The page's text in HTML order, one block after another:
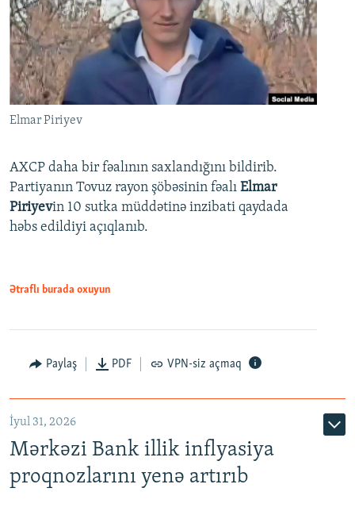
Elmar Piriyev
AXCP daha bir fəalının saxlandığını bildirib.
Partiyanın Tovuz rayon şöbəsinin fəalı Elmar
Piriyevin 10 sutka müddətinə inzibati qaydada
həbs edildiyi açıqlanıb.
Ətraflı burada oxuyun
Paylaş PDF VPN-siz açmaq
İyul 31, 2026
Mərkəzi Bank illik inflyasiya
proqnozlarını yenə artırıb